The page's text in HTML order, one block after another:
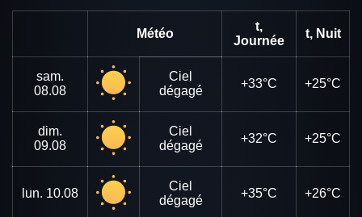
Météo
t,
Journée
t, Nuit
sam.
08.08
Ciel
dégagé
+33°C +25°C
dim.
09.08
Ciel
dégagé
+32°C +25°C
lun. 10.08
Ciel
dégagé
+35°C +26°C